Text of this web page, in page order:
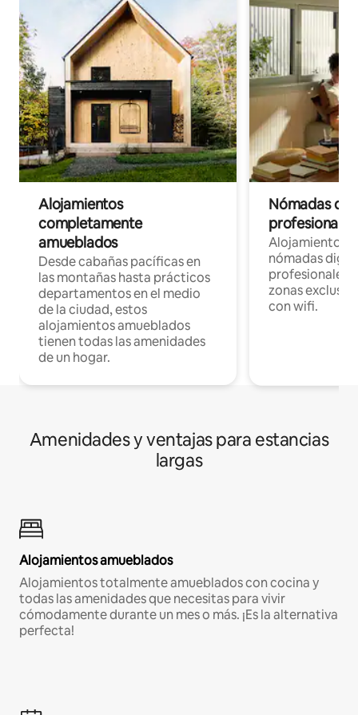
Alojamientos
completamente
amueblados
Desde cabañas pacíficas en
las montañas hasta prácticos
departamentos en el medio
de la ciudad, estos
alojamientos amueblados
tienen todas las amenidades
de un hogar.
Nómadas
Alojamientos
nómadas
profesionales
zonas
con wifi.
Amenidades y ventajas para estancias
largas
Alojamientos amueblados
Alojamientos totalmente amueblados con cocina y
todas las amenidades que necesitas para vivir
cómodamente durante un mes o más. ¡Es la alternativa
perfecta!